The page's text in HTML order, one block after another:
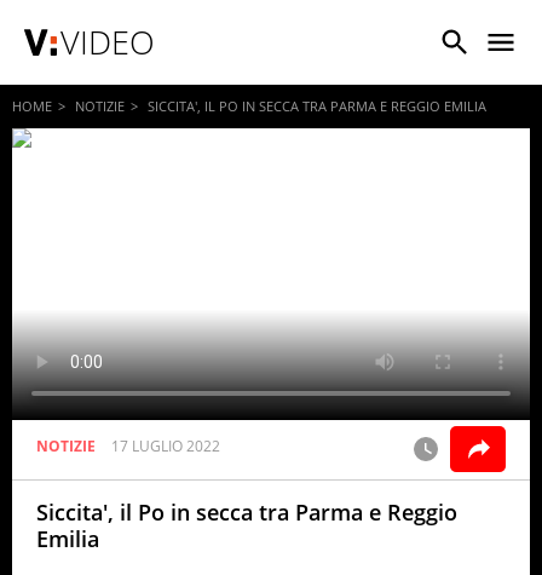
VIDEO
HOME NOTIZIE SICCITA', IL PO IN SECCA TRA PARMA E REGGIO EMILIA
NOTIZIE 17 LUGLIO 2022
Siccita', il Po in secca tra Parma e Reggio
Emilia